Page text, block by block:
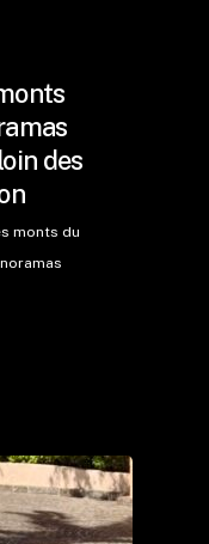
des
monts du